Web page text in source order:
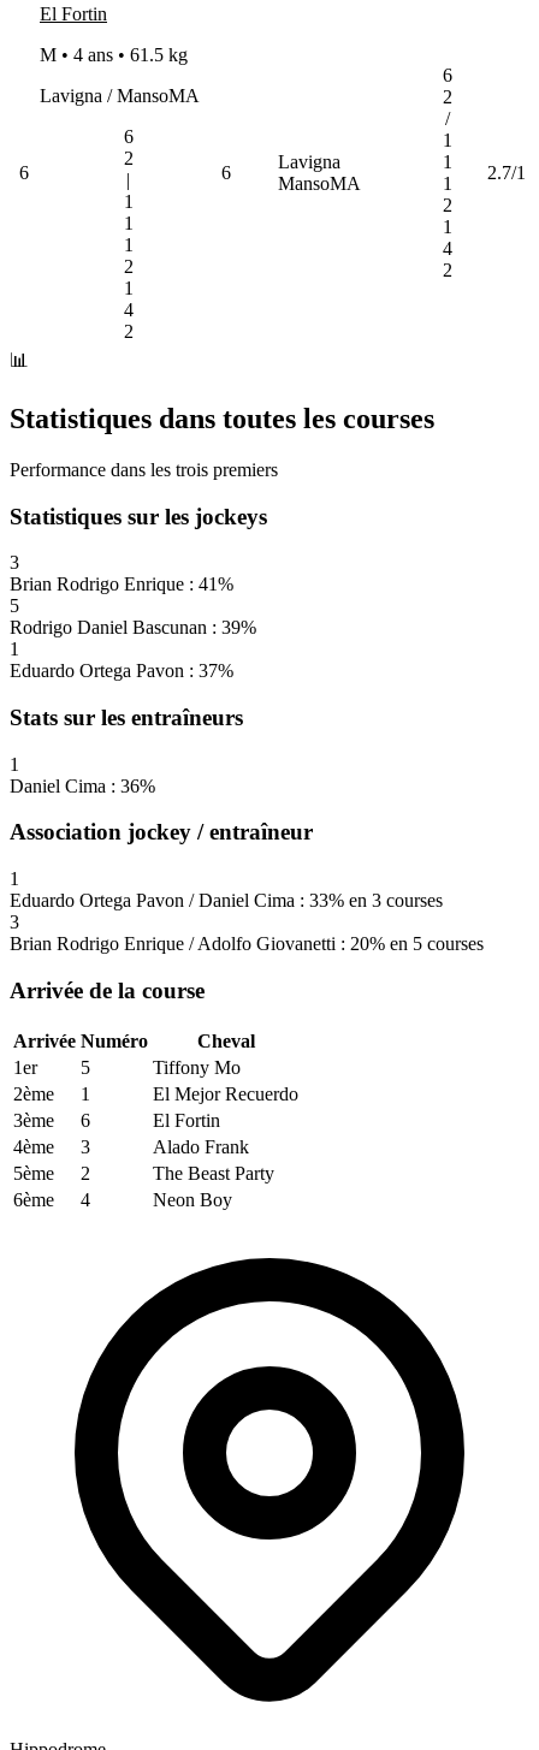
6
El Fortin
M • 4 ans • 61.5 kg
Lavigna / MansoMA
6
2
|
1
1
1
2
1
4
2
6
Lavigna
MansoMA
6
2
/
1
1
1
2
1
4
2
2.7/1
📊
Statistiques dans toutes les courses
Performance dans les trois premiers
Statistiques sur les jockeys
3
Brian Rodrigo Enrique : 41%
5
Rodrigo Daniel Bascunan : 39%
1
Eduardo Ortega Pavon : 37%
Stats sur les entraîneurs
1
Daniel Cima : 36%
Association jockey / entraîneur
1
Eduardo Ortega Pavon / Daniel Cima : 33% en 3 courses
3
Brian Rodrigo Enrique / Adolfo Giovanetti : 20% en 5 courses
Arrivée de la course
Arrivée Numéro
Cheval
1er
5
Tiffony Mo
2ème
1
El Mejor Recuerdo
3ème
6
El Fortin
4ème
3
Alado Frank
5ème
2
The Beast Party
6ème
4 Neon Boy